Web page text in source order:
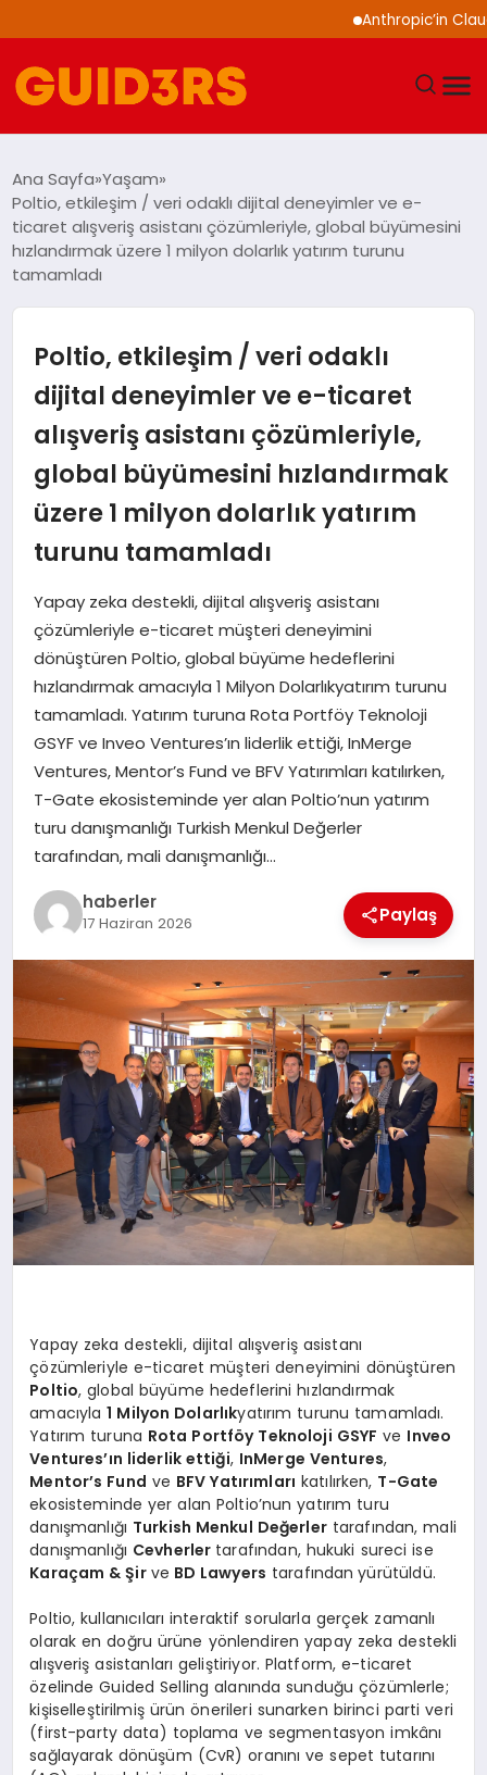
Anthropic’in Claude
YAŞAM
TEKNOLOJI
SAĞLIK
EKONOMI
MAGAZIN
EĞITIM
Ana Sayfa Yaşam
Poltio, etkileşim / veri odaklı dijital deneyimler ve e-
ticaret alışveriş asistanı çözümleriyle, global büyümesini
hızlandırmak üzere 1 milyon dolarlık yatırım turunu
tamamladı
Poltio, etkileşim / veri odaklı
dijital deneyimler ve e-ticaret
alışveriş asistanı çözümleriyle,
global büyümesini hızlandırmak
üzere 1 milyon dolarlık yatırım
turunu tamamladı
Yapay zeka destekli, dijital alışveriş asistanı
çözümleriyle e-ticaret müşteri deneyimini
dönüştüren Poltio, global büyüme hedeflerini
hızlandırmak amacıyla 1 Milyon Dolarlıkyatırım turunu
tamamladı. Yatırım turuna Rota Portföy Teknoloji
GSYF ve Inveo Ventures’ın liderlik ettiği, InMerge
Ventures, Mentor’s Fund ve BFV Yatırımları katılırken,
T-Gate ekosisteminde yer alan Poltio’nun yatırım
turu danışmanlığı Turkish Menkul Değerler
tarafından, mali danışmanlığı…
haberler
17 Haziran 2026 Paylaş
Yapay zeka destekli, dijital alışveriş asistanı
çözümleriyle e-ticaret müşteri deneyimini dönüştüren
Poltio, global büyüme hedeflerini hızlandırmak
amacıyla1 Milyon Dolarlıkyatırım turunu tamamladı.
Yatırım turuna Rota Portföy Teknoloji GSYF ve Inveo
Ventures’ın liderlik ettiği, InMerge Ventures,
Mentor’s Fund ve BFV Yatırımları katılırken, T-Gate
ekosisteminde yer alan Poltio’nun yatırım turu
danışmanlığı Turkish Menkul Değerlertarafından, mali
danışmanlığı Cevherler tarafından, hukuki sureci ise
Karaçam & Şir ve BD Lawyers tarafından yürütüldü.
Poltio, kullanıcıları interaktif sorularla gerçek zamanlı
olarak en doğru ürüne yönlendiren yapay zeka destekli
alışveriş asistanları geliştiriyor. Platform, e-ticaret
özelinde Guided Selling alanında sunduğu çözümlerle;
kişiselleştirilmiş ürün önerileri sunarken birinci parti veri
(first-party data) toplama ve segmentasyon imkânı
sağlayarak dönüşüm (CvR) oranını ve sepet tutarını